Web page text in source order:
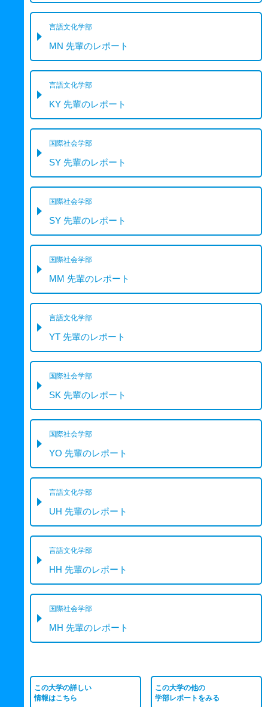
言語文化学部
MN 先輩のレポート
言語文化学部
KY 先輩のレポート
国際社会学部
SY 先輩のレポート
国際社会学部
SY 先輩のレポート
国際社会学部
MM 先輩のレポート
言語文化学部
YT 先輩のレポート
国際社会学部
SK 先輩のレポート
国際社会学部
YO 先輩のレポート
言語文化学部
UH 先輩のレポート
言語文化学部
HH 先輩のレポート
国際社会学部
MH 先輩のレポート
この大学の詳しい
情報はこちら
この大学の他の
学部レポートをみる